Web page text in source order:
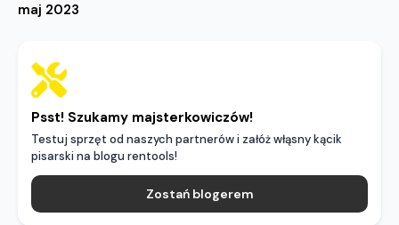
maj 2023
Psst! Szukamy majsterkowiczów!
Testuj sprzęt od naszych partnerów i załóż włąsny kącik
pisarski na blogu rentools!
Zostań blogerem